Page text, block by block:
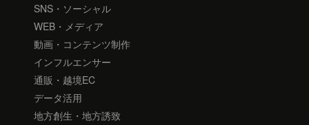
SNS・ソーシャル
WEB・メディア
動画・コンテンツ制作
インフルエンサー
通販・越境EC
データ活用
地方創生・地方誘致